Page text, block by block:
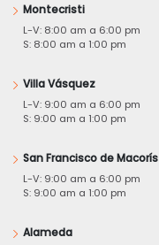
Montecristi
L-V: 8:00 am a 6:00 pm
S: 8:00 am a 1:00 pm
Villa Vásquez
L-V: 9:00 am a 6:00 pm
S: 9:00 am a 1:00 pm
San Francisco de Macorís
L-V: 9:00 am a 6:00 pm
S: 9:00 am a 1:00 pm
Alameda